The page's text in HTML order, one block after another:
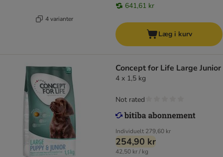
4 varianter
641,61 kr
Læg i kurv
Concept for Life Large Junior
4 x 1,5 kg
Individuelt 279,60 kr
254,90 kr
42,50 kr / kg
Not rated